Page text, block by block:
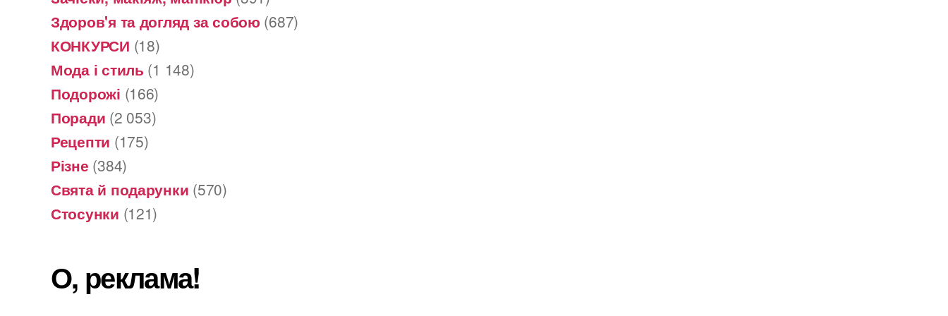
Здоров'я та догляд за собою (687)
КОНКУРСИ (18)
Мода і стиль (1 148)
Подорожі (166)
Поради (2 053)
Рецепти (175)
Різне (384)
Свята й подарунки (570)
Стосунки (121)
О, реклама!